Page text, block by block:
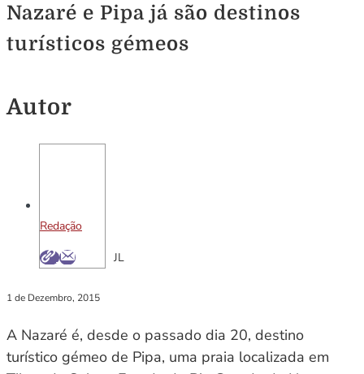
Nazaré e Pipa já são destinos
turísticos gémeos
Autor
Redação
JL
1 de Dezembro, 2015
A Nazaré é, desde o passado dia 20, destino
turístico gémeo de Pipa, uma praia localizada em